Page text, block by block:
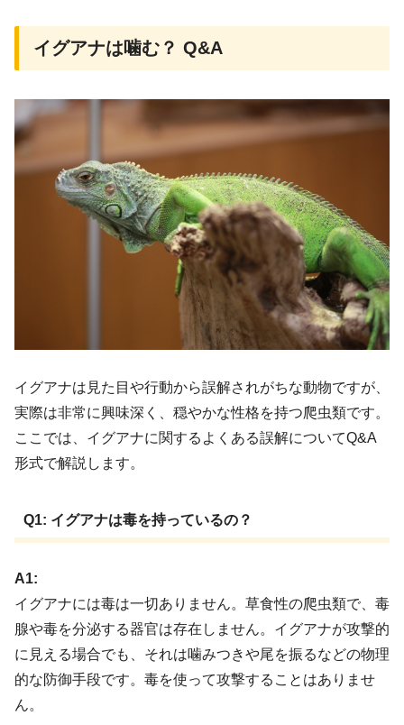
イグアナは噛む？ Q&A
イグアナは見た目や行動から誤解されがちな動物ですが、
実際は非常に興味深く、穏やかな性格を持つ爬虫類です。
ここでは、イグアナに関するよくある誤解についてQ&A
形式で解説します。
Q1: イグアナは毒を持っているの？
A1:
イグアナには毒は一切ありません。草食性の爬虫類で、毒
腺や毒を分泌する器官は存在しません。イグアナが攻撃的
に見える場合でも、それは噛みつきや尾を振るなどの物理
的な防御手段です。毒を使って攻撃することはありませ
ん。